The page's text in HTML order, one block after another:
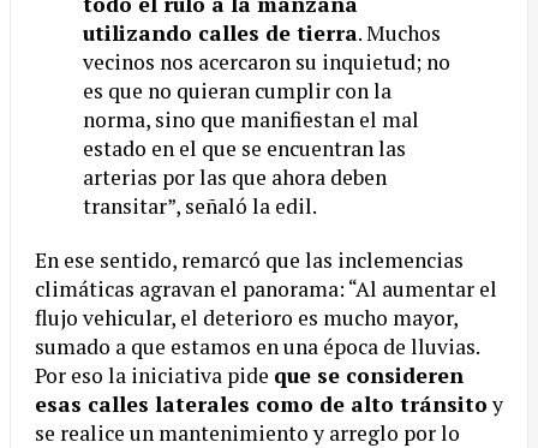
utilizando calles de tierra. Muchos
vecinos nos acercaron su inquietud; no
es que no quieran cumplir con la
norma, sino que manifiestan el mal
estado en el que se encuentran las
arterias por las que ahora deben
transitar”, señaló la edil.
En ese sentido, remarcó que las inclemencias
climáticas agravan el panorama: “Al aumentar el
flujo vehicular, el deterioro es mucho mayor,
sumado a que estamos en una época de lluvias.
Por eso la iniciativa pide que se consideren
esas calles laterales como de alto tránsitoy
se realice un mantenimiento y arreglo por lo